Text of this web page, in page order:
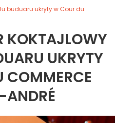
buduaru ukryty w Cour du
KOKTAJLOWY
UKRYTY
COMMERCE